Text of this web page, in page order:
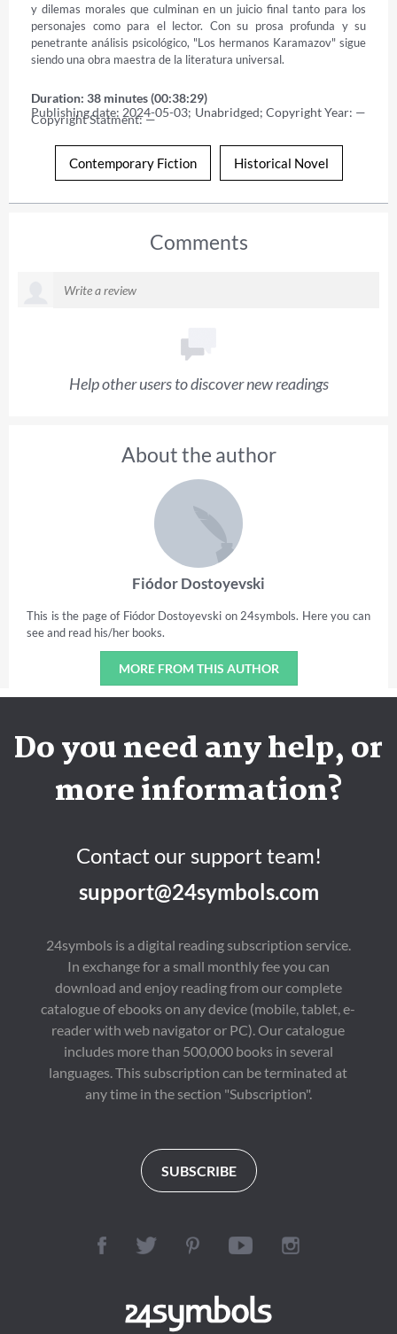
y dilemas morales que culminan en un juicio final tanto para los
personajes como para el lector. Con su prosa profunda y su
penetrante análisis psicológico, "Los hermanos Karamazov" sigue
siendo una obra maestra de la literatura universal.
Duration: 38 minutes (00:38:29)
Publishing date: 2024-05-03; Unabridged; Copyright Year: —
Copyright Statment: —
Contemporary Fiction Historical Novel
Comments
Help other users to discover new readings
About the author
Fiódor Dostoyevski
This is the page of Fiódor Dostoyevski on 24symbols. Here you can
see and read his/her books.
MORE FROM THIS AUTHOR
Do you need any help, or
more information?
Contact our support team!
support@24symbols.com
24symbols is a digital reading subscription service.
In exchange for a small monthly fee you can
download and enjoy reading from our complete
catalogue of ebooks on any device (mobile, tablet, e-
reader with web navigator or PC). Our catalogue
includes more than 500,000 books in several
languages. This subscription can be terminated at
any time in the section "Subscription".
SUBSCRIBE